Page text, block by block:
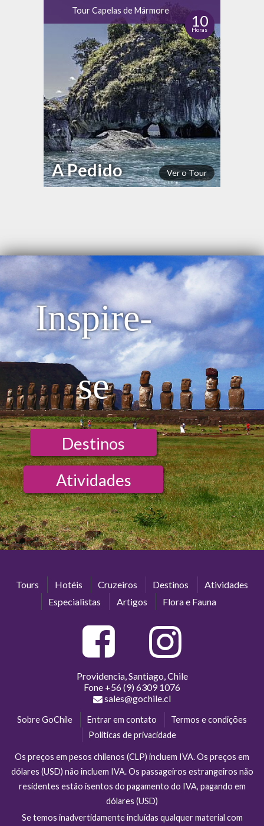
Tour Capelas de Mármore
10
Horas
Ver o Tour
A Pedido
Inspire-
se
Destinos
Atividades
Tours Hotéis Cruzeiros Destinos
Atividades
Especialistas
Artigos Flora e Fauna
Providencia, Santiago, Chile
Fone +56 (9) 6309 1076
sales@gochile.cl
Sobre GoChile Entrar em contato
Termos e condições
Políticas de privacidade
Os preços em pesos chilenos (CLP) incluem IVA. Os preços em
dólares (USD) não incluem IVA. Os passageiros estrangeiros não
residentes estão isentos do pagamento do IVA, pagando em
dólares (USD)
Se temos inadvertidamente incluídas qualquer material com